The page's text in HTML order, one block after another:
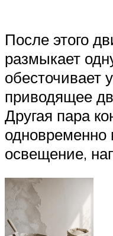
После этого
размыкает
обесточивает
приводящее
Другая пара
одновременно
освещение,